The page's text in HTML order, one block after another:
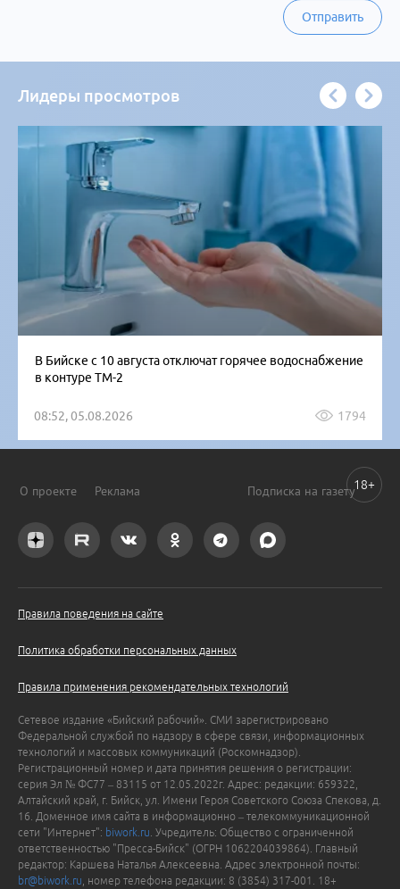
Отправить
Лидеры просмотров
В Бийске с 10 августа отключат горячее водоснабжение
в контуре ТМ-2
08:52, 05.08.2026 1794
О проекте Реклама Подписка на газету
Правила поведения на сайте
Политика обработки персональных данных
Правила применения рекомендательных технологий
Сетевое издание «Бийский рабочий». СМИ зарегистрировано
Федеральной службой по надзору в сфере связи, информационных
технологий и массовых коммуникаций (Роскомнадзор).
Регистрационный номер и дата принятия решения о регистрации:
серия Эл № ФС77 – 83115 от 12.05.2022г. Адрес: редакции: 659322,
Алтайский край, г. Бийск, ул. Имени Героя Советского Союза Спекова, д.
16. Доменное имя сайта в информационно – телекоммуникационной
сети "Интернет": biwork.ru . Учредитель: Общество с ограниченной
ответственностью "Пресса-Бийск" (ОГРН 1062204039864). Главный
редактор: Каршева Наталья Алексеевна. Адрес электронной почты:
br@biwork.ru , номер телефона редакции: 8 (3854) 317-001. 18+
18+